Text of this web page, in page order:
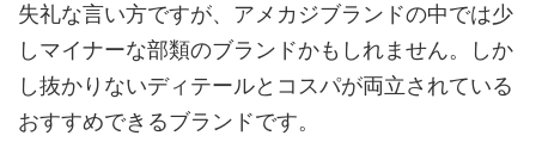
失礼な言い方ですが、アメカジブランドの中では少
しマイナーな部類のブランドかもしれません。しか
し抜かりないディテールとコスパが両立されている
おすすめできるブランドです。